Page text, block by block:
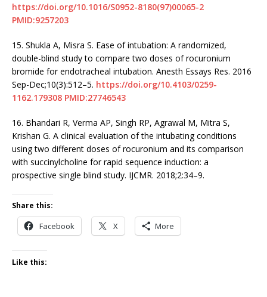
https://doi.org/10.1016/S0952-8180(97)00065-2
PMID:9257203
15. Shukla A, Misra S. Ease of intubation: A randomized,
double-blind study to compare two doses of rocuronium
bromide for endotracheal intubation. Anesth Essays Res. 2016
Sep-Dec;10(3):512–5. https://doi.org/10.4103/0259-
1162.179308 PMID:27746543
16. Bhandari R, Verma AP, Singh RP, Agrawal M, Mitra S,
Krishan G. A clinical evaluation of the intubating conditions
using two different doses of rocuronium and its comparison
with succinylcholine for rapid sequence induction: a
prospective single blind study. IJCMR. 2018;2:34–9.
Share this:
Facebook X More
Like this: